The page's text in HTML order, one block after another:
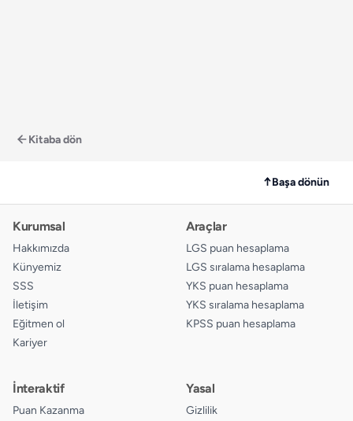
Kitaba dön
↑Başa dönün
Kurumsal
Hakkımızda
Künyemiz
SSS
İletişim
Eğitmen ol
Kariyer
Araçlar
LGS puan hesaplama
LGS sıralama hesaplama
YKS puan hesaplama
YKS sıralama hesaplama
KPSS puan hesaplama
İnteraktif
Puan Kazanma
Yasal
Gizlilik